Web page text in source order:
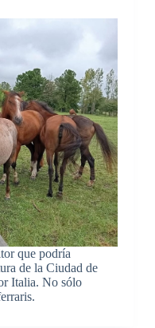
que podría
de la Ciudad de
Italia. No sólo